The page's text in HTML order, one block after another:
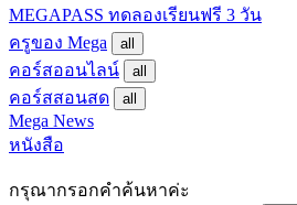
MEGAPASS ทดลองเรียนฟรี 3 วัน
ครูของ Mega
all
คอร์สออนไลน์ all
คอร์สสอนสด all
Mega News
หนังสือ
กรุณากรอกคำค้นหาค่ะ